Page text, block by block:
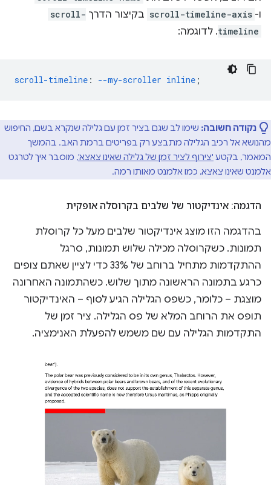
ו- scroll-timeline-axis בקיצור הדרך scroll-
timeline. לדוגמה:
scroll-timeline : --my-scroller inline ;
נקודה חשובה: שימו לב שגם בציר זמן עם גלילה שנקרא בשם, החיפוש
מהנושא אל רכיב הגלילה מתבצע רק בפריטים ברמת האב. בהמשך
המאמר, בקטע 'צירוף לציר זמן של גלילה שאינו צאצא', מוסבר איך לטרגט
אלמנט שאינו צאצא, כמו אלמנט מאותו רמה.
הדגמה: אינדיקטור של שלבים בקרוסלה אופקית
בהדגמה הזו מוצג אינדיקטור שלבים מעל כל קרוסלת
תמונות. כשקרוסלה מכילה שלוש תמונות, סרגל
ההתקדמות מתחיל ברוחב של 33% כדי לציין שאתם צופים
כרגע בתמונה הראשונה מתוך שלוש. כשהתמונה האחרונה
מוצגת – כלומר, כשפס הגלילה הגיע לסוף – האינדיקטור
תופס את הרוחב המלא של פס הגלילה. ציר זמן של
התקדמות הגלילה עם שם משמש להפעלת האנימציה.